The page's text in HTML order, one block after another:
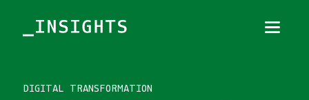
DIGITAL TRANSFORMATION
TOPICS